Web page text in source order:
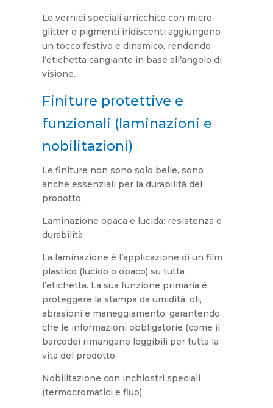
Le vernici speciali arricchite con micro-
glitter o pigmenti iridiscenti aggiungono
un tocco festivo e dinamico, rendendo
l’etichetta cangiante in base all’angolo di
visione.
Finiture protettive e
funzionali (laminazioni e
nobilitazioni)
Le finiture non sono solo belle, sono
anche essenziali per la durabilità del
prodotto.
Laminazione opaca e lucida: resistenza e
durabilità
La laminazione è l’applicazione di un film
plastico (lucido o opaco) su tutta
l’etichetta. La sua funzione primaria è
proteggere la stampa da umidità, oli,
abrasioni e maneggiamento, garantendo
che le informazioni obbligatorie (come il
barcode) rimangano leggibili per tutta la
vita del prodotto.
Nobilitazione con inchiostri speciali
(termocromatici e fluo)